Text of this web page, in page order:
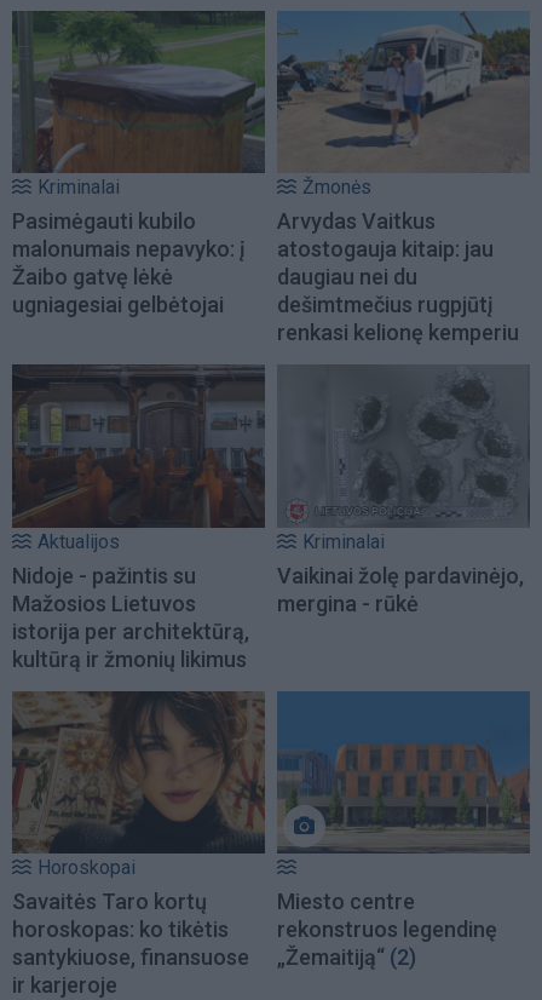
Kriminalai
Pasimėgauti kubilo
malonumais nepavyko: į
Žaibo gatvę lėkė
ugniagesiai gelbėtojai
Žmonės
Arvydas Vaitkus
atostogauja kitaip: jau
daugiau nei du
dešimtmečius rugpjūtį
renkasi kelionę kemperiu
Aktualijos
Nidoje - pažintis su
Mažosios Lietuvos
istorija per architektūrą,
kultūrą ir žmonių likimus
Kriminalai
Vaikinai žolę pardavinėjo,
mergina - rūkė
Horoskopai
Savaitės Taro kortų
horoskopas: ko tikėtis
santykiuose, finansuose
ir karjeroje
Miesto centre
rekonstruos legendinę
„Žemaitiją“ (2)